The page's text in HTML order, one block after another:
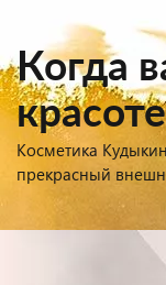
Когда
Косметика
прекрасный